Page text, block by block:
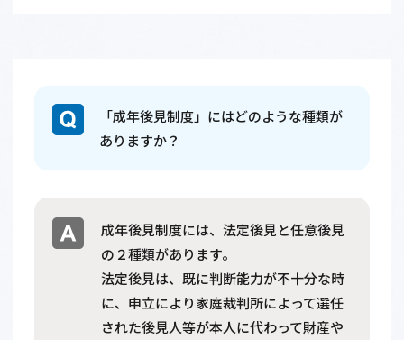
「成年後見制度」にはどのような種類が
ありますか？
成年後見制度には、法定後見と任意後見
の２種類があります。
法定後見は、既に判断能力が不十分な時
に、申立により家庭裁判所によって選任
された後見人等が本人に代わって財産や